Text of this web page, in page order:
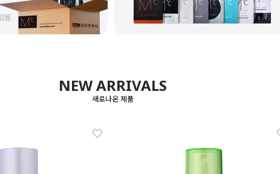
NEW ARRIVALS
새로나온 제품